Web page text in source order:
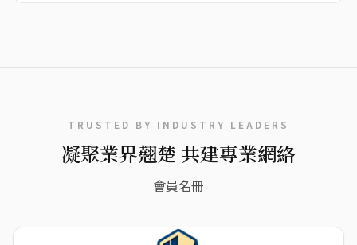
TRUSTED BY INDUSTRY LEADERS
凝聚業界翹楚 共建專業網絡
會員名冊